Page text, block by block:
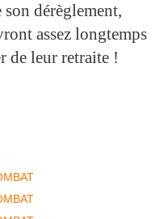
son dérèglement,
assez longtemps
de leur retraite !